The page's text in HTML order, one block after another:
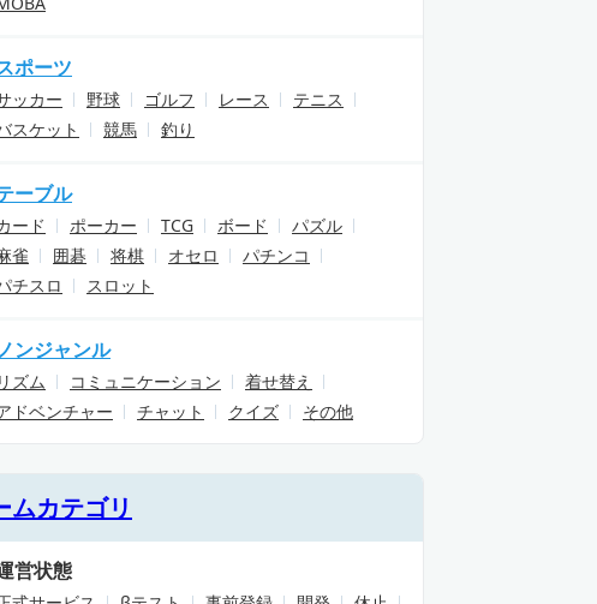
ポーツ
ッカー 野球 ゴルフ レース
テニス
スケット
競馬 釣り
ーブル
ード ポーカー TCG ボード
パズル
雀
囲碁 将棋 オセロ
パチンコ
チスロ
スロット
ンジャンル
リズム コミュニケーション
着せ替え
ドベンチャー
チャット クイズ その他
ムカテゴリ
営状態